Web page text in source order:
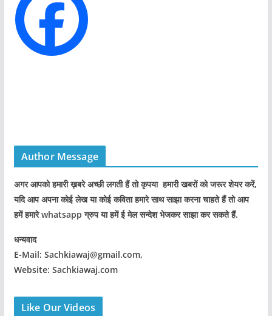
e
s
Author Message
अगर आपको हमारी ख़बरे अच्छी लगती हैं तो कृपया हमारी खबरों को जरूर शेयर करें,
यदि आप अपना कोई लेख या कोई कविता हमारे साथ साझा करना चाहते हैं तो आप
हमें हमारे whatsapp ग्रुप या हमें ई मेल सन्देश भेजकर साझा कर सकते हैं.
धन्यवाद
E-Mail: Sachkiawaj@gmail.com,
Website: Sachkiawaj.com
Like Our Videos